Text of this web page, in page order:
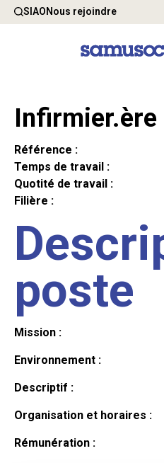
SIAONous rejoindre
Infirmier.ère
Référence :
Temps de travail :
Quotité de travail :
Filière :
poste
Mission :
Environnement :
Descriptif :
Organisation et horaires :
Rémunération :